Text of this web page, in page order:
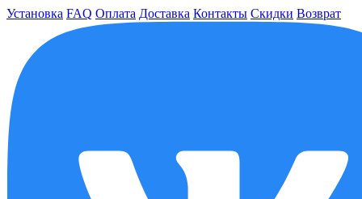
Установка FAQ Оплата Доставка Контакты Скидки Возврат